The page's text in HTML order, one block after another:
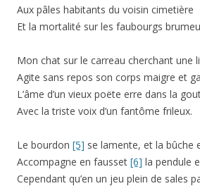
Aux pâles habitants du voisin cimetière
Et la mortalité sur les faubourgs
Mon chat sur le carreau cherchant une
Agite sans repos son corps maigre et
L’âme d’un vieux poëte erre dans la
Avec la triste voix d’un fantôme frileux.
Le bourdon [5] se lamente, et la bûche
Accompagne en fausset [6] la pendule
Cependant qu’en un jeu plein de sales